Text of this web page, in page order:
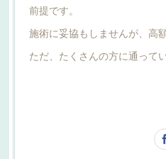
前提です。
施術に妥協もしませんが、高
ただ、たくさんの方に通って